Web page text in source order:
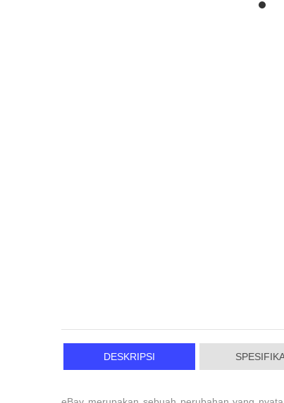
DESKRIPSI